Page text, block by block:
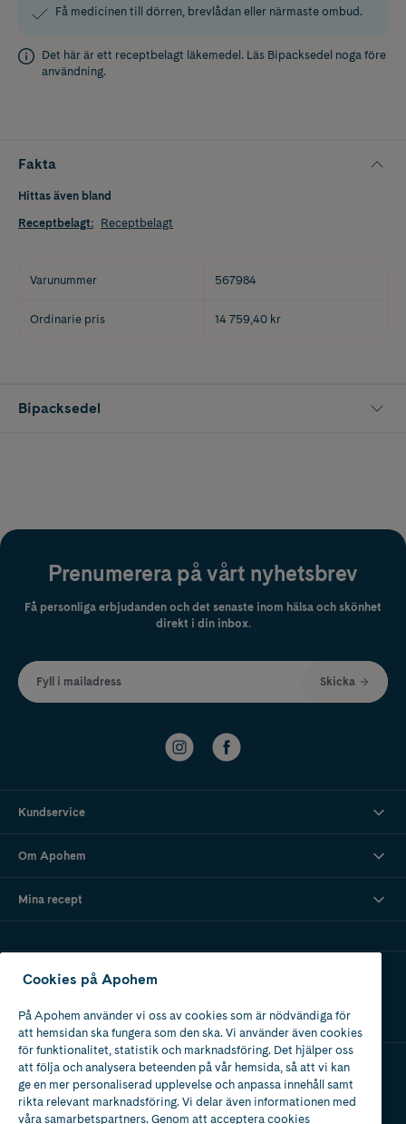
Få medicinen till dörren, brevlådan eller närmaste ombud.
Det här är ett receptbelagt läkemedel. Läs Bipacksedel noga före
användning.
Fakta
Hittas även bland
Receptbelagt: Receptbelagt
Varunummer 567984
Ordinarie pris 14 759,40 kr
Bipacksedel
Prenumerera på vårt nyhetsbrev
Få personliga erbjudanden och det senaste inom hälsa och skönhet
direkt i din inbox.
Fyll i mailadress Skicka
Kundservice
Om Apohem
Mina recept
Ladda ner vår app
Apotek med tillstånd
av Läkemedelsverket
Cookies på Apohem
På Apohem använder vi oss av cookies som är nödvändiga för
att hemsidan ska fungera som den ska. Vi använder även cookies
för funktionalitet, statistik och marknadsföring. Det hjälper oss
att följa och analysera beteenden på vår hemsida, så att vi kan
ge en mer personaliserad upplevelse och anpassa innehåll samt
rikta relevant marknadsföring. Vi delar även informationen med
våra samarbetspartners. Genom att acceptera cookies